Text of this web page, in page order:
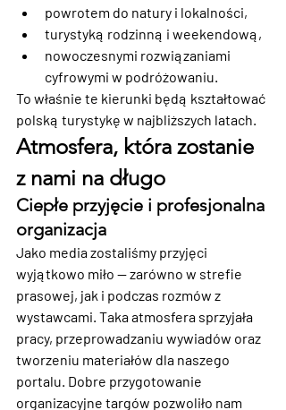
powrotem do natury i lokalności,
turystyką rodzinną i weekendową,
nowoczesnymi rozwiązaniami
cyfrowymi w podróżowaniu.
To właśnie te kierunki będą kształtować
polską turystykę w najbliższych latach.
Atmosfera, która zostanie
z nami na długo
Ciepłe przyjęcie i profesjonalna
organizacja
Jako media zostaliśmy przyjęci
wyjątkowo miło — zarówno w strefie
prasowej, jak i podczas rozmów z
wystawcami. Taka atmosfera sprzyjała
pracy, przeprowadzaniu wywiadów oraz
tworzeniu materiałów dla naszego
portalu. Dobre przygotowanie
organizacyjne targów pozwoliło nam